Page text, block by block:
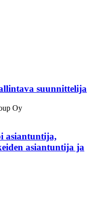
suunnittelija
Oy
asiantuntija,
asiantuntija ja